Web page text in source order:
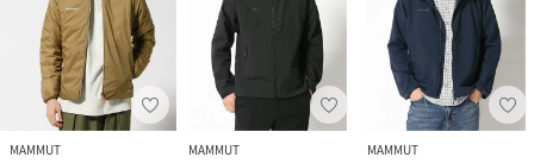
MAMMUT
MAMMUT
MAMMUT